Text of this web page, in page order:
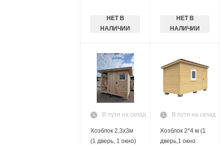
НЕТ В
НАЛИЧИИ
НЕТ В
НАЛИЧИИ
В пути на склад
Хозблок 2,3х3м
(1 дверь, 1 окно)
В пути на склад
Хозблок 2*4 м (1
дверь,1 окно